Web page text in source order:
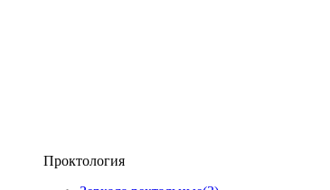
Проктология